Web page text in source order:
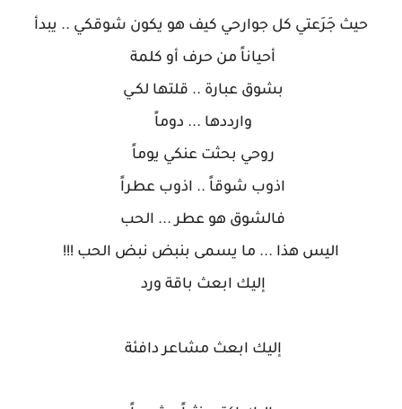
حيث جَرَعتي كل جوارحي كيف هو يكون شوقكي .. يبدأ
أحياناً من حرف أو كلمة
بشوق عبارة .. قلتها لكـي
وارددها ... دوماً
روحي بحثت عنكي يوماً
اذوب شوقاً .. اذوب عطراً
فالشوق هو عطر ... الحب
اليس هذا ... ما يسمى بنبض نبض الحب !!!
إليك ابعث باقة ورد
إليك ابعث مشاعر دافئة